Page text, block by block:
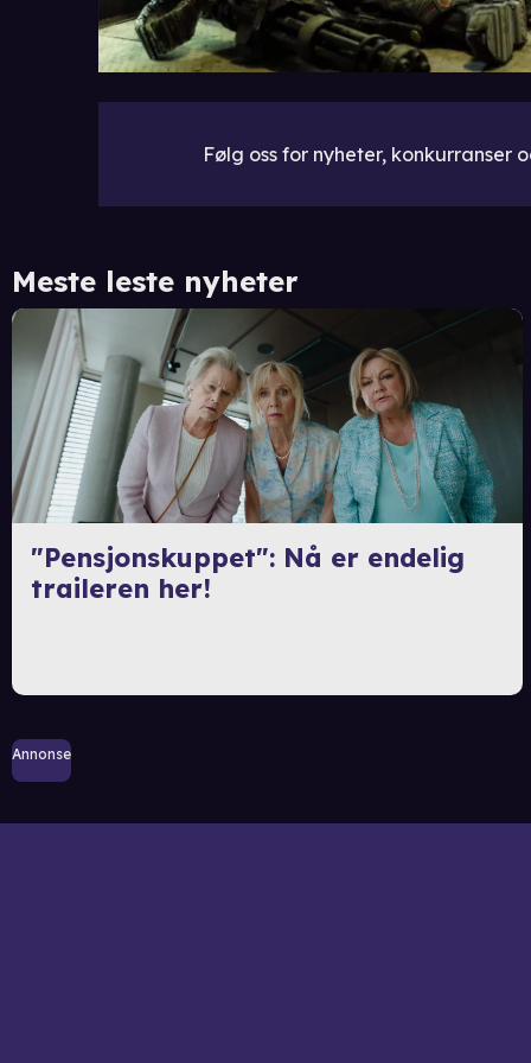
Følg oss for nyheter, konkurranser
Meste leste nyheter
"Pensjonskuppet": Nå er endelig
traileren her!
Annonse